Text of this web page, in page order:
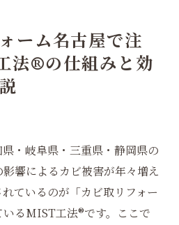
ーム名古屋で注
法®の仕組みと効
・岐阜県・三重県・静岡県の
響によるカビ被害が年々増え
ているのが「カビ取リフォー
るMIST工法®です。ここで